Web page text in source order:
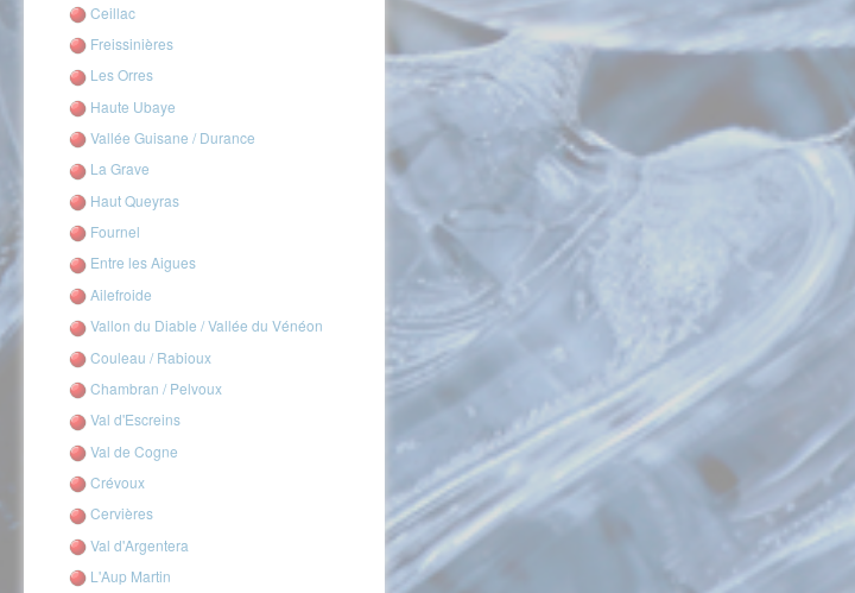
Ceillac
Freissinières
Les Orres
Haute Ubaye
Vallée Guisane / Durance
La Grave
Haut Queyras
Fournel
Entre les Aigues
Ailefroide
Vallon du Diable / Vallée du Vénéon
Couleau / Rabioux
Chambran / Pelvoux
Val d'Escreins
Val de Cogne
Crévoux
Cervières
Val d'Argentera
L'Aup Martin